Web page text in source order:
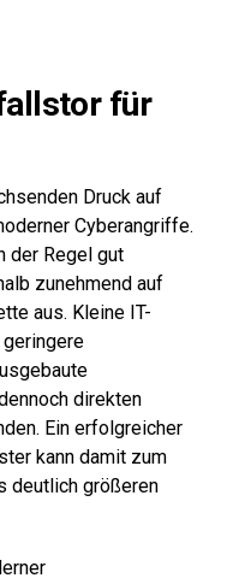
für
Druck auf
Cyberangriffe.
der Regel gut
zunehmend auf
aus. Kleine IT-
direkten
Ein erfolgreicher
kann damit zum
deutlich größeren